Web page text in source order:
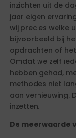
inzichten uit de
jaar eigen
wij precies welke
bijvoorbeeld bij
opdrachten of
Omdat we zelf
hebben gehad,
methodes niet
aan vernieuwing.
inzetten.
De meerwaarde